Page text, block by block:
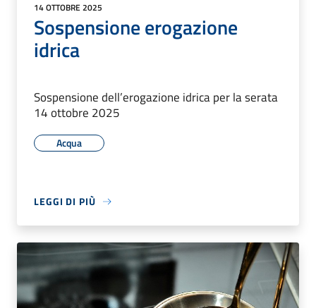
14 OTTOBRE 2025
Sospensione erogazione
idrica
Sospensione dell’erogazione idrica per la serata
14 ottobre 2025
Acqua
LEGGI DI PIÙ